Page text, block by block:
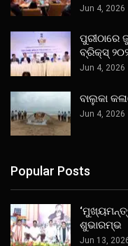
Jun 4, 2026
ବ୍ରିକ୍ସ୍
Jun 4, 2026
ବାଲୁକା
Jun 4, 2026
Popular Posts
ଶୁଭାରମ୍ଭ
Jun 13,